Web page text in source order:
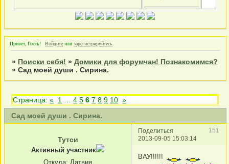
Привет, Гость! Войдите или зарегистрируйтесь
» Поиски себя! »Домики для форумчан! Познакомимся?
»Сад моей души . Сирина.
Сад моей души . Сирина.
Страница:« 1 4 5 6 7 8 9 10 »
Поделиться
151
2013-09-05 15:03:14
Тутси
Активный участник
Откуда: Латвия
ВАУ!!!!!!